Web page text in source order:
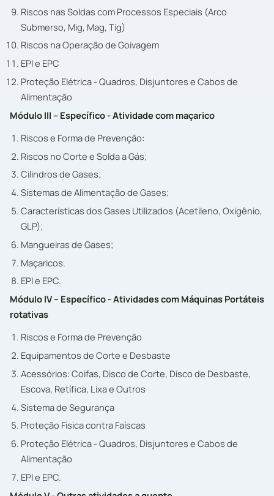
Riscos nas Soldas com Processos Especiais (Arco
Submerso, Mig, Mag, Tig)
Riscos na Operação de Goivagem
EPI e EPC
Proteção Elétrica - Quadros, Disjuntores e Cabos de
Alimentação
Módulo III – Específico - Atividade com maçarico
Riscos e Forma de Prevenção:
Riscos no Corte e Solda a Gás;
Cilindros de Gases;
Sistemas de Alimentação de Gases;
Características dos Gases Utilizados (Acetileno, Oxigênio,
GLP);
Mangueiras de Gases;
Maçaricos.
EPI e EPC.
Módulo IV – Específico - Atividades com Máquinas Portáteis
rotativas
Riscos e Forma de Prevenção
Equipamentos de Corte e Desbaste
Acessórios: Coifas, Disco de Corte, Disco de Desbaste,
Escova, Retífica, Lixa e Outros
Sistema de Segurança
Proteção Física contra Faíscas
Proteção Elétrica - Quadros, Disjuntores e Cabos de
Alimentação
EPI e EPC.